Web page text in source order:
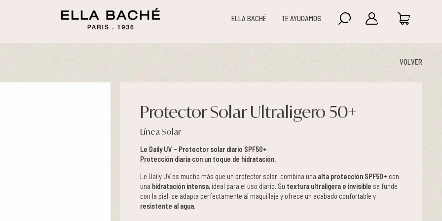
ELLA BACHÉ TE AYUDAMOS
VOLVER
Protector Solar Ultraligero 50+
Línea Solar
Le Daily UV – Protector solar diario SPF50+
Protección diaria con un toque de hidratación.
Le Daily UV es mucho más que un protector solar: combina una alta protección SPF50+ con
una hidratación intensa, ideal para el uso diario. Su textura ultraligera e invisible se funde
con la piel, se adapta perfectamente al maquillaje y ofrece un acabado confortable y
resistente al agua.